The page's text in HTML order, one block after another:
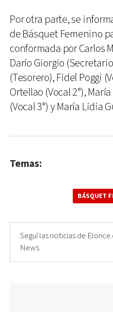
Por otra parte, se
de Básquet Femenino
conformada por Carlos
Darío Giorgio
(Tesorero), Fidel Poggi
Ortellao (Vocal 2°),
(Vocal 3°) y María Lidia
Temas:
BÁSQUET
Seguí las noticias de
News